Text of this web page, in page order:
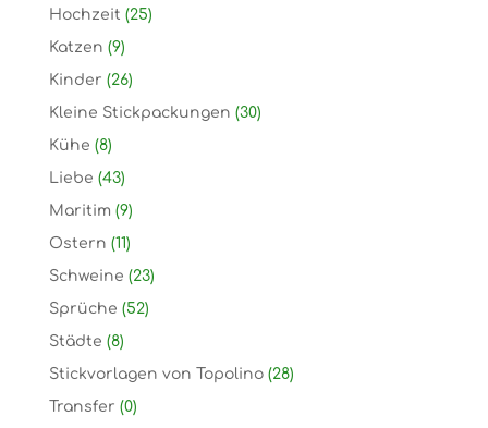
Hochzeit (25)
Katzen (9)
Kinder (26)
Kleine Stickpackungen (30)
Kühe (8)
Liebe (43)
Maritim (9)
Ostern (11)
Schweine (23)
Sprüche (52)
Städte (8)
Stickvorlagen von Topolino (28)
Transfer (0)